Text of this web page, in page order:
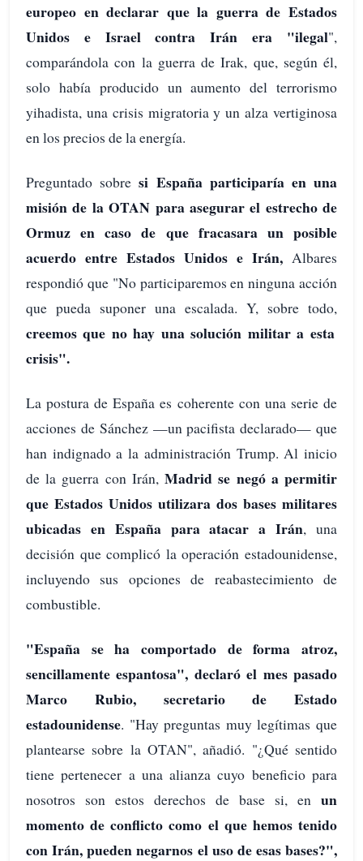
europeo en declarar que la guerra de Estados
Unidos e Israel contra Irán era "ilegal",
comparándola con la guerra de Irak, que, según él,
solo había producido un aumento del terrorismo
yihadista, una crisis migratoria y un alza vertiginosa
en los precios de la energía.
Preguntado sobre si España participaría en una
misión de la OTAN para asegurar el estrecho de
Ormuz en caso de que fracasara un posible
acuerdo entre Estados Unidos e Irán, Albares
respondió que "No participaremos en ninguna acción
que pueda suponer una escalada. Y, sobre todo,
creemos que no hay una solución militar a esta
crisis".
La postura de España es coherente con una serie de
acciones de Sánchez —un pacifista declarado— que
han indignado a la administración Trump. Al inicio
de la guerra con Irán,Madrid se negó a permitir
que Estados Unidos utilizara dos bases militares
ubicadas en España para atacar a Irán, una
decisión que complicó la operación estadounidense,
incluyendo sus opciones de reabastecimiento de
combustible.
"España se ha comportado de forma atroz,
sencillamente espantosa", declaró el mes pasado
Marco Rubio, secretario de Estado
estadounidense. "Hay preguntas muy legítimas que
plantearse sobre la OTAN", añadió. "¿Qué sentido
tiene pertenecer a una alianza cuyo beneficio para
nosotros son estos derechos de base si, en un
momento de conflicto como el que hemos tenido
con Irán, pueden negarnos el uso de esas bases?",